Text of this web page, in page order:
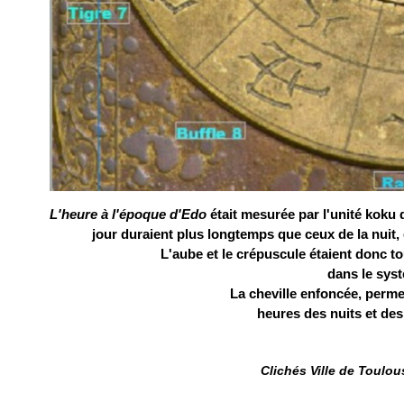
L'heure à l'époque d'Edo était mesurée par l'unité koku
jour duraient plus longtemps que ceux de la
L'aube et le crépuscule étaient donc
dans le
La cheville enfoncée,
heures des nuits et
Clichés Ville de